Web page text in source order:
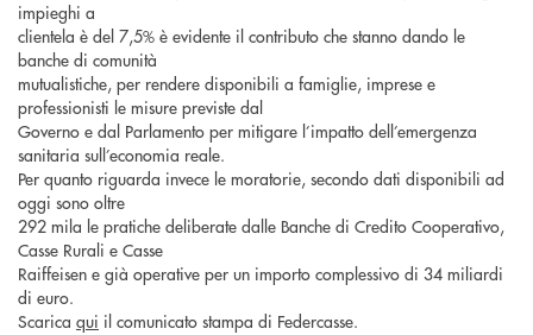
impieghi a
clientela è del 7,5% è evidente il contributo che stanno dando le
banche di comunità
mutualistiche, per rendere disponibili a famiglie, imprese e
professionisti le misure previste dal
Governo e dal Parlamento per mitigare l’impatto dell’emergenza
sanitaria sull’economia reale.
Per quanto riguarda invece le moratorie, secondo dati disponibili ad
oggi sono oltre
292 mila le pratiche deliberate dalle Banche di Credito Cooperativo,
Casse Rurali e Casse
Raiffeisen e già operative per un importo complessivo di 34 miliardi
di euro.
Scarica qui il comunicato stampa di Federcasse.